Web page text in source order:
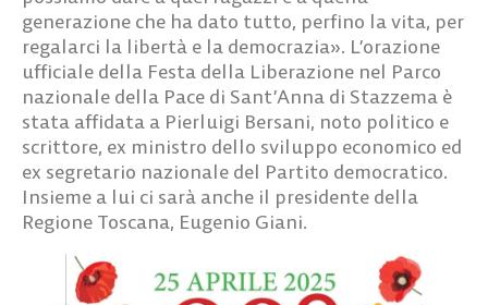
generazione che ha dato tutto, perfino la vita, per
regalarci la libertà e la democrazia». L’orazione
ufficiale della Festa della Liberazione nel Parco
nazionale della Pace di Sant’Anna di Stazzema è
stata affidata a Pierluigi Bersani, noto politico e
scrittore, ex ministro dello sviluppo economico ed
ex segretario nazionale del Partito democratico.
Insieme a lui ci sarà anche il presidente della
Regione Toscana, Eugenio Giani.